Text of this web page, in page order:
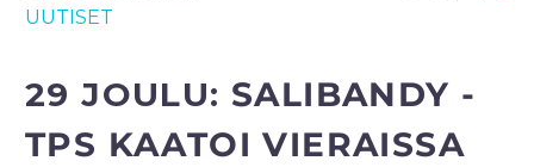
UUTISET
29 JOULU: SALIBANDY -
TPS KAATOI VIERAISSA